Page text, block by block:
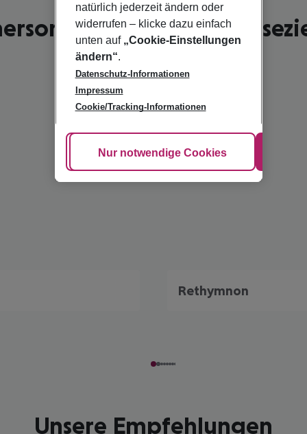
- schönste
Rethymnon
Unsere Empfehlungen
natürlich jederzeit ändern oder
widerrufen – klicke dazu einfach
unten auf „Cookie-Einstellungen
ändern“.
Datenschutz-Informationen
Impressum
Cookie/Tracking-Informationen
Cookie anpassen
Nur notwendige Cookies